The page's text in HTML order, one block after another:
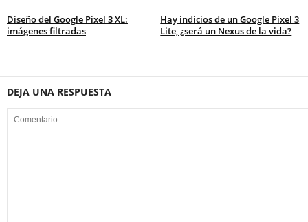
Diseño del Google Pixel 3 XL:
imágenes filtradas
Hay indicios de un Google Pixel 3
Lite, ¿será un Nexus de la vida?
DEJA UNA RESPUESTA